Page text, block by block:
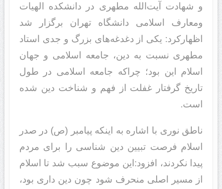
و شهادت آیت‌الله مطهری در دانشکده الهیات
ومعارف اسلامی دانشگاه تهران برگزار شد
اظهارکرد: یکی از دغدغه‌های بزرگ و جدی استاد
مطهری نسبت به دین، جامعه اسلامی و جهان
اسلام این بود؛ چراکه جامعه اسلامی در طول
تاریخ گرفتار غفلت از فهم و شناخت دین شده
است.
ناطق نوری با اشاره به اینکه پیامبر (ص) در صدر
اسلام فرصت تبیین دین شناسی را برای مردم
پیدا نکردند، افزود:این موضوع سبب شد تا اسلام
از مسیر اصلی منحرف شود چون دین داری بود،